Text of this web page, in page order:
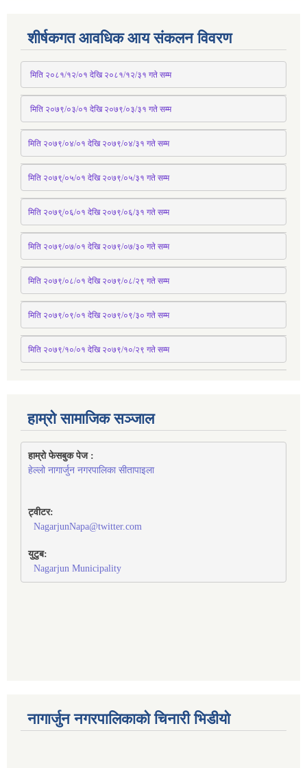
शीर्षकगत आवधिक आय संकलन विवरण
मिति २०८१/१२/०१ देखि २०८१/१२/३१ गते सम्म
मिति २०७९/०३/०१ देखि २०७९/०३/३१ गते सम्म
मिति २०७९/०४/०१ देखि २०७९/०४/३१ गते सम्म
मिति २०७९्/०५/०१ देखि २०७९/०५/३१ गते सम्म
मिति २०७९्/०६/०१ देखि २०७९/०६/३१ गते सम्म
मिति २०७९/०७/०१ देखि २०७९/०७/३० गते सम्म
मिति २०७९/०८/०१ देखि २०७९/०८/२९ गते सम्म
मिति २०७९/०९/०१ देखि २०७९/०९/३० गते सम्म
मिति २०७९/१०/०१ देखि २०७९/१०/२९ गते सम्म
हाम्रो सामाजिक सञ्जाल
हाम्रो फेसबुक पेज :
हेल्लो नागार्जुन नगरपालिका सीतापाइला
ट्वीटर:
NagarjunNapa@twitter.com
युटुब:
Nagarjun Municipality
नागार्जुन नगरपालिकाको चिनारी भिडीयो